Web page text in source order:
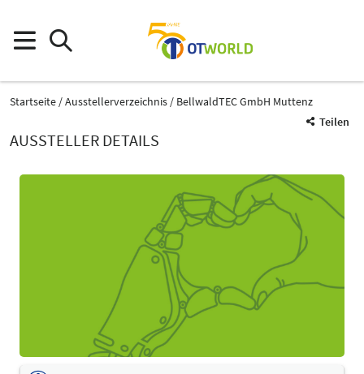
Startseite Ausstellerverzeichnis
BellwaldTEC GmbH Muttenz
Teilen
AUSSTELLER DETAILS